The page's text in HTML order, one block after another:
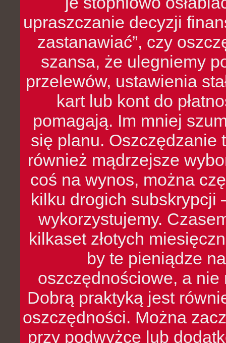
upraszczanie decyzji
zastanawiać”, czy
szansa, że ulegniemy
przelewów, ustawienia
kart lub kont do
pomagają. Im mniej
się planu. Oszczędzanie
również mądrzejsze
coś na wynos, można
kilku drogich subskrypcji
wykorzystujemy.
kilkaset złotych
by te pieniądze
oszczędnościowe, a nie
Dobrą praktyką jest
oszczędności. Można
przy podwyżce lub